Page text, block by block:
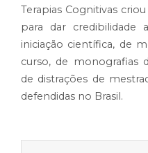
Terapias Cognitivas
para dar credibilidade
iniciação científica, de
curso, de monografias
de distrações de
defendidas no Brasil.